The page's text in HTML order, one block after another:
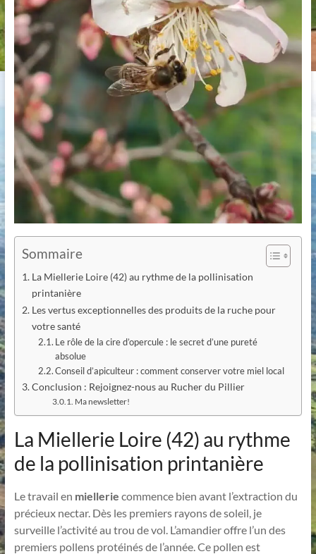
Sommaire
La Miellerie Loire (42) au rythme de la pollinisation
printanière
Les vertus exceptionnelles des produits de la ruche pour
votre santé
Le rôle de la cire d’opercule : le secret d’une pureté
absolue
Conseil d’apiculteur : comment conserver votre miel local
Conclusion : Rejoignez-nous au Rucher du Pillier
Ma newsletter!
La Miellerie Loire (42) au rythme
de la pollinisation printanière
Le travail en miellerie commence bien avant l’extraction du
précieux nectar. Dès les premiers rayons de soleil, je
surveille l’activité au trou de vol. L’amandier offre l’un des
premiers pollens protéinés de l’année. Ce pollen est